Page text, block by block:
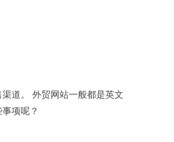
道。 外贸网站一般都是英文
项呢？